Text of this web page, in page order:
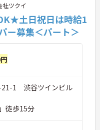
社ツクイ
土日祝日は時給1
ー募集＜パート＞
21-1 渋谷ツインビル
徒歩15分